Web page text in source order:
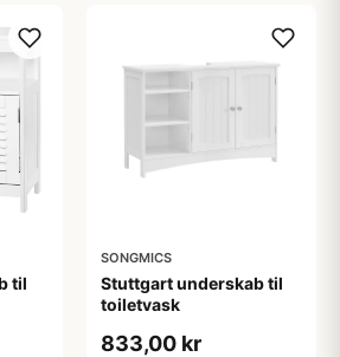
til
SONGMICS
Stuttgart underskab til
toiletvask
833,00 kr